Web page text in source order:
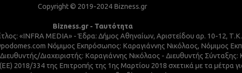
Copyright © 2019-2024 Bizness.gr
Bizness.gr - Ταυτότητα
τίτλος: «INFRA MEDIA» - Έδρα: Δήμος Αθηναίων, Αριστείδου αρ. 10-
Νόμιμος Εκπρόσωπος: Καραγιάννης Νικόλαος, Νόμιμος
Διαχειριστής: Καραγιάννης Νικόλαος - Διευθυντής
2018/334 της Επιτροπής της 1ης Μαρτίου 2018 σχετικά με τα μέτρα